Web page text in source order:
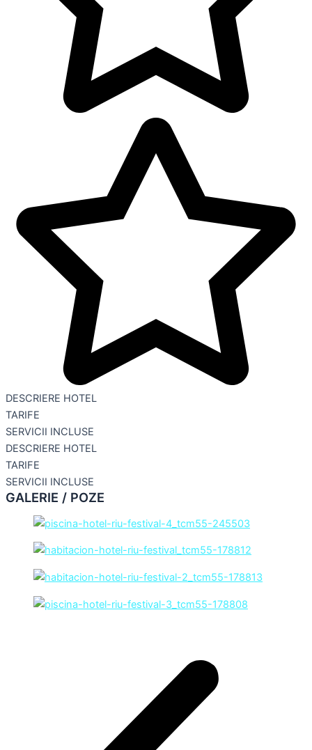
DESCRIERE HOTEL
TARIFE
SERVICII INCLUSE
DESCRIERE HOTEL
TARIFE
SERVICII INCLUSE
GALERIE / POZE